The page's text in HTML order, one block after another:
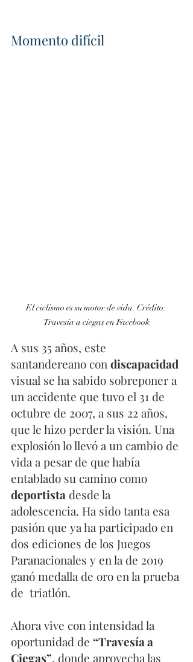
Momento difícil
El ciclismo es su motor de vida. Crédito:
Travesía a ciegas en Facebook
A sus 35 años, este
santandereano con discapacidad
visual se ha sabido sobreponer a
un accidente que tuvo el 31 de
octubre de 2007, a sus 22 años,
que le hizo perder la visión. Una
explosión lo llevó a un cambio de
vida a pesar de que había
entablado su camino como
deportista desde la
adolescencia. Ha sido tanta esa
pasión que ya ha participado en
dos ediciones de los Juegos
Paranacionales y en la de 2019
ganó medalla de oro en la prueba
de  triatlón.
Ahora vive con intensidad la
oportunidad de “Travesía a
Ciegas”, donde aprovecha las